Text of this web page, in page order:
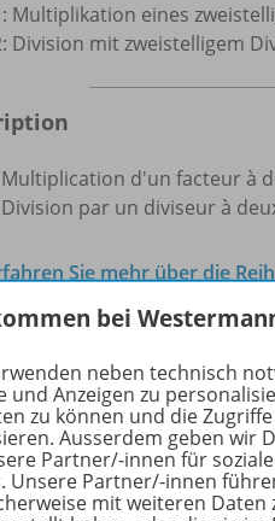
Multiplikation eines
Division mit zweistelligem
Multiplication d'un facteur à
Division par un diviseur à
Sie mehr über die
Produkte
SCHUBITRIX
Addition und
bei
neben technisch
und Anzeigen zu
zu können und die
Ausserdem geben wir
Partner/-innen für
Unsere Partner/-innen
mit weiteren Daten